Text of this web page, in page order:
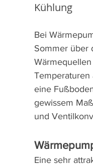
Kühlung
Bei
Sommer über
Temperaturen
eine
gewissem
und
Eine sehr